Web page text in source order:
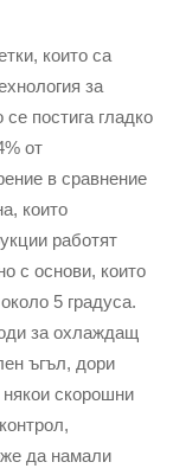
които са
за
постига гладко
от
в сравнение
които
работят
с основи, които
5 градуса.
за охлаждащ
ъгъл, дори
скорошни
да намали